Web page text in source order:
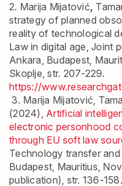
2. Marija Mijatović,
strategy of planned
reality of technological
Law in digital age, Joint
Ankara, Budapest,
Skoplje, str. 207-229.
https://
3. Marija Mijatović,
(2024), Artificial
electronic personhood
through EU soft law
Technology transfer
Budapest, Mauritius,
publication), str. 136-158.